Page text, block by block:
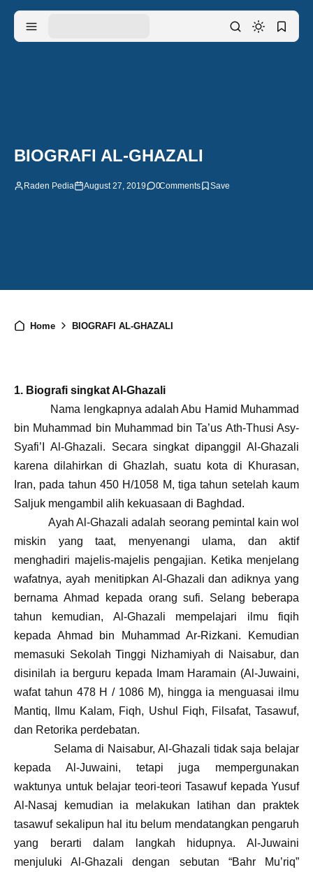
BIOGRAFI AL-GHAZALI
Raden Pedia August 27, 2019 0Comments
Home BIOGRAFI AL-GHAZALI
1. Biografi singkat Al-Ghazali
Nama lengkapnya adalah Abu Hamid Muhammad
bin Muhammad bin Muhammad bin Ta’us Ath-Thusi Asy-
Syafi’I Al-Ghazali. Secara singkat dipanggil Al-Ghazali
karena dilahirkan di Ghazlah, suatu kota di Khurasan,
Iran, pada tahun 450 H/1058 M, tiga tahun setelah kaum
Saljuk mengambil alih kekuasaan di Baghdad.
Ayah Al-Ghazali adalah seorang pemintal kain wol
miskin yang taat, menyenangi ulama, dan aktif
menghadiri majelis-majelis pengajian. Ketika menjelang
wafatnya, ayah menitipkan Al-Ghazali dan adiknya yang
bernama Ahmad kepada orang sufi. Selang beberapa
tahun kemudian, Al-Ghazali mempelajari ilmu fiqih
kepada Ahmad bin Muhammad Ar-Rizkani. Kemudian
memasuki Sekolah Tinggi Nizhamiyah di Naisabur, dan
disinilah ia berguru kepada Imam Haramain (Al-Juwaini,
wafat tahun 478 H / 1086 M), hingga ia menguasai ilmu
Mantiq, Ilmu Kalam, Fiqh, Ushul Fiqh, Filsafat, Tasawuf,
dan Retorika perdebatan.
Selama di Naisabur, Al-Ghazali tidak saja belajar
kepada Al-Juwaini, tetapi juga mempergunakan
waktunya untuk belajar teori-teori Tasawuf kepada Yusuf
Al-Nasaj kemudian ia melakukan latihan dan praktek
tasawuf sekalipun hal itu belum mendatangkan pengaruh
yang berarti dalam langkah hidupnya. Al-Juwaini
menjuluki Al-Ghazali dengan sebutan “Bahr Mu’riq”